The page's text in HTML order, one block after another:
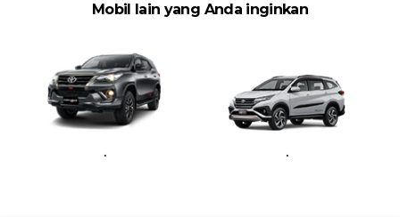
Mobil lain yang Anda inginkan
. .